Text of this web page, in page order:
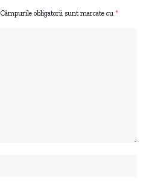
Câmpurile obligatorii sunt marcate cu *